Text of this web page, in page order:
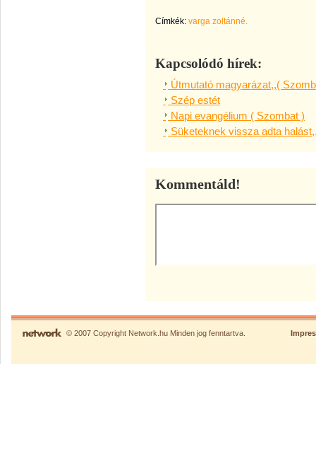
Címkék: varga zoltánné.
Kapcsolódó hírek:
Útmutató magyarázat,,(
Szép estét
Napi evangélium ( Szombat )
Süketeknek vissza adta
Kommentáld!
© 2007 Copyright Network.hu Minden jog fenntartva.